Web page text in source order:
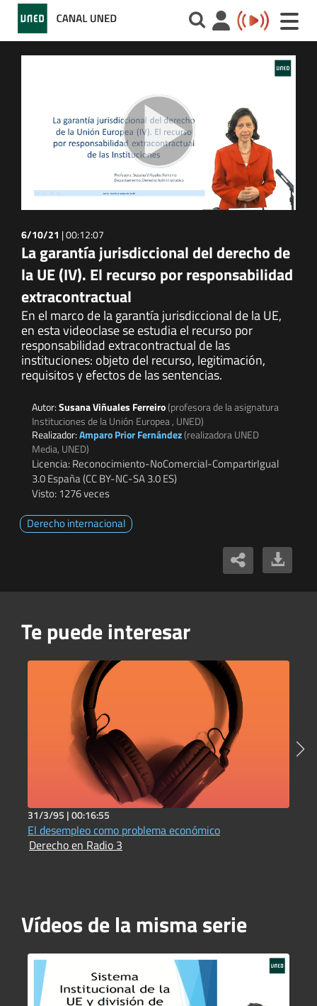
Toggle
6/10/21 |00:12:07
La garantía jurisdiccional del derecho de
la UE (IV). El recurso por responsabilidad
extracontractual
En el marco de la garantía jurisdiccional de la UE,
en esta videoclase se estudia el recurso por
responsabilidad extracontractual de las
instituciones: objeto del recurso, legitimación,
requisitos y efectos de las sentencias.
Autor:Susana Viñuales Ferreiro(profesora de la asignatura
Instituciones de la Unión Europea , UNED)
Realizador:Amparo Prior Fernández(realizadora UNED
Media, UNED)
Licencia: Reconocimiento-NoComercial-CompartirIgual
3.0 España (CC BY-NC-SA 3.0 ES)
Visto: 1276 veces
Derecho internacional
Te puede interesar
31/3/95 |00:16:55
El desempleo como problema económico
Derecho en Radio 3
Vídeos de la misma serie